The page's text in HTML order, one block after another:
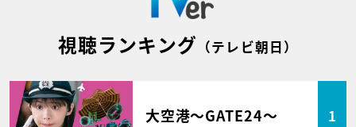
視聴ランキング （テレビ朝日）
大空港～GATE24～ 1